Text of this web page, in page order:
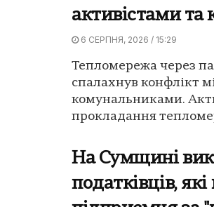
активістами
6 СЕРПНЯ, 2026 / 15:29
Тепломережа через
спалахнув конфлікт
комунальниками.
прокладання
На Сумщині
податківців,